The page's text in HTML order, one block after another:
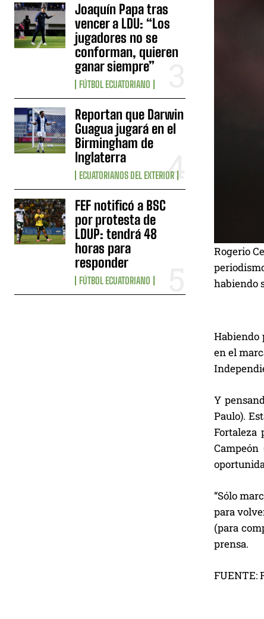
Joaquín Papa tras
vencer a LDU: “Los
jugadores no se
conforman, quieren
ganar siempre”
FÚTBOL ECUATORIANO
Reportan que Darwin
Guagua jugará en el
Birmingham de
Inglaterra
ECUATORIANOS DEL EXTERIOR
FEF notificó a BSC
por protesta de
LDUP: tendrá 48
horas para
responder
FÚTBOL ECUATORIANO
Rogerio
habiendo
Habiendo
en el
Y
Paulo).
Fortaleza
“Sólo
para
(para
prensa.
FUENTE: